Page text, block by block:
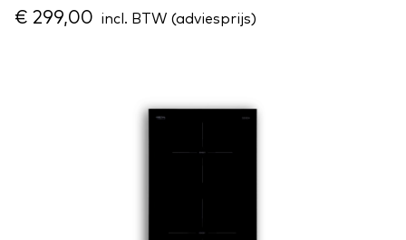
€ 299,00 incl. BTW (adviesprijs)